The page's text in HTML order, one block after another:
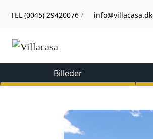
TEL (0045) 29420076 / info@villacasa.dk
Billeder